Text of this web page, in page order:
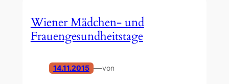
Wiener Mädchen- und
Frauengesundheitstage
14.11.2015 —von